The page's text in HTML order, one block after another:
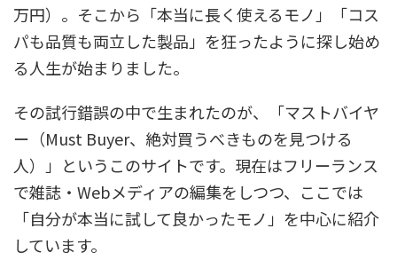
万円）。そこから「本当に長く使えるモノ」「コス
パも品質も両立した製品」を狂ったように探し始め
る人生が始まりました。
その試行錯誤の中で生まれたのが、「マストバイヤ
ー（Must Buyer、絶対買うべきものを見つける
人）」というこのサイトです。現在はフリーランス
で雑誌・Webメディアの編集をしつつ、ここでは
「自分が本当に試して良かったモノ」を中心に紹介
しています。